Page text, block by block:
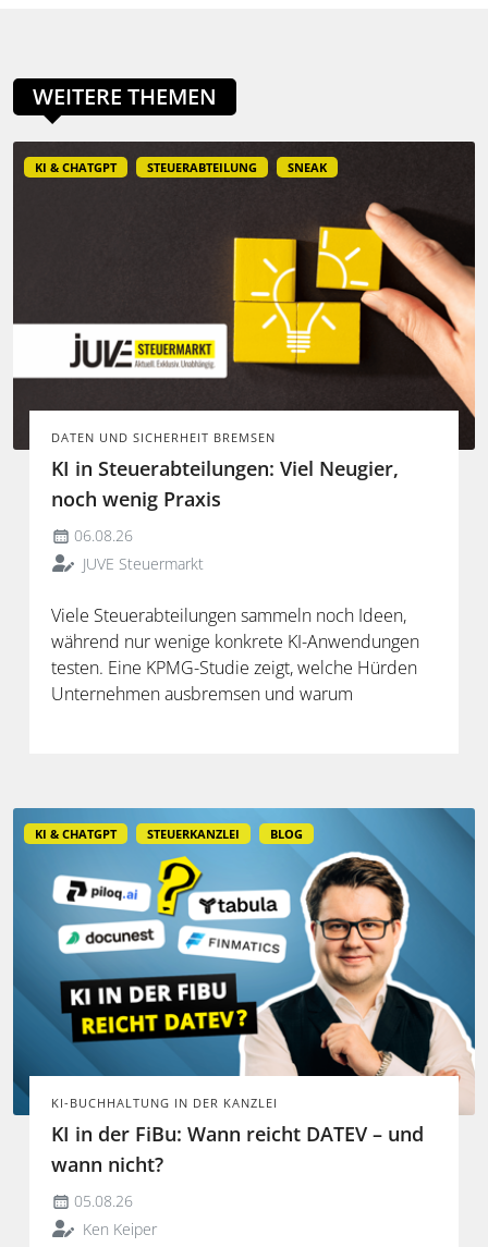
WEITERE THEMEN
KI & CHATGPT STEUERABTEILUNG SNEAK
DATEN UND SICHERHEIT BREMSEN
KI in Steuerabteilungen: Viel Neugier,
noch wenig Praxis
06.08.26
JUVE Steuermarkt
Viele Steuerabteilungen sammeln noch Ideen,
während nur wenige konkrete KI-Anwendungen
testen. Eine KPMG-Studie zeigt, welche Hürden
Unternehmen ausbremsen und warum
KI & CHATGPT STEUERKANZLEI BLOG
KI-BUCHHALTUNG IN DER KANZLEI
KI in der FiBu: Wann reicht DATEV – und
wann nicht?
05.08.26
Ken Keiper